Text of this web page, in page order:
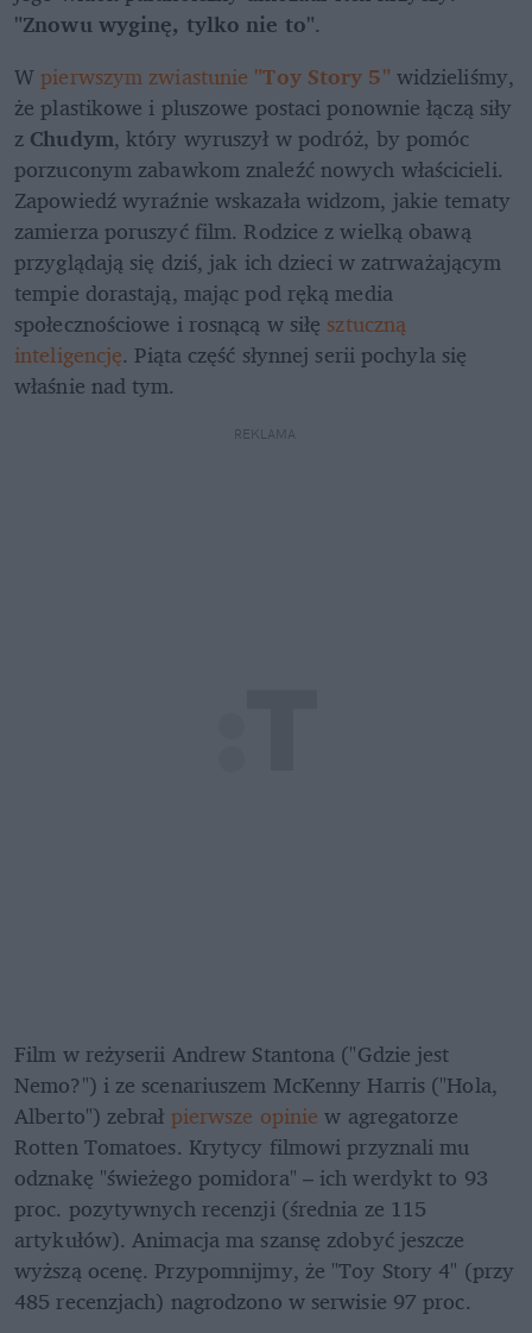
"Znowu wyginę, tylko nie to".
W pierwszym zwiastunie "Toy Story 5" widzieliśmy,
że plastikowe i pluszowe postaci ponownie łączą siły
z Chudym, który wyruszył w podróż, by pomóc
porzuconym zabawkom znaleźć nowych właścicieli.
Zapowiedź wyraźnie wskazała widzom, jakie tematy
zamierza poruszyć film. Rodzice z wielką obawą
przyglądają się dziś, jak ich dzieci w zatrważającym
tempie dorastają, mając pod ręką media
społecznościowe i rosnącą w siłę sztuczną
inteligencję. Piąta część słynnej serii pochyla się
właśnie nad tym.
REKLAMA
Film w reżyserii Andrew Stantona ("Gdzie jest
Nemo?") i ze scenariuszem McKenny Harris ("Hola,
Alberto") zebrał pierwsze opinie w agregatorze
Rotten Tomatoes. Krytycy filmowi przyznali mu
odznakę "świeżego pomidora" – ich werdykt to 93
proc. pozytywnych recenzji (średnia ze 115
artykułów). Animacja ma szansę zdobyć jeszcze
wyższą ocenę. Przypomnijmy, że "Toy Story 4" (przy
485 recenzjach) nagrodzono w serwisie 97 proc.